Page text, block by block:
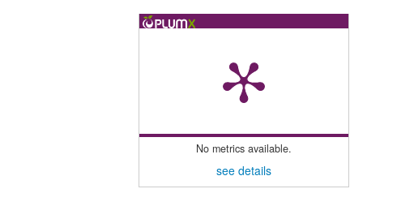
No metrics available.
see details